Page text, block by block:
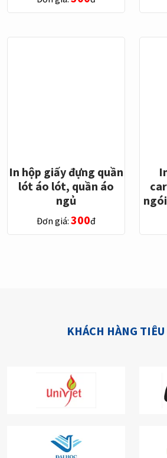
In hộp giấy đựng quần
lót áo lót, quần áo
ngủ
Đơn giá: 300đ
KHÁCH HÀNG